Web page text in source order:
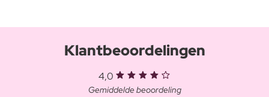
Klantbeoordelingen
4,0
Gemiddelde beoordeling